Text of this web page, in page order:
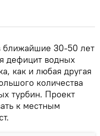
ближайшие 30-50 лет
дефицит водных
как и любая другая
количества
турбин. Проект
к местным